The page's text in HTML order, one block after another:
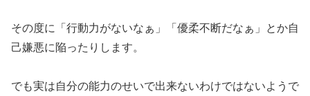
その度に「行動力がないなぁ」「優柔不断だなぁ」とか自
己嫌悪に陥ったりします。
でも実は自分の能力のせいで出来ないわけではないようで